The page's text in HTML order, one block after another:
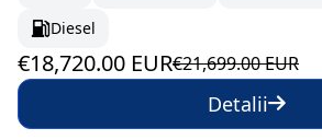
Diesel
€18,720.00 EUR€21,699.00 EUR
Detalii